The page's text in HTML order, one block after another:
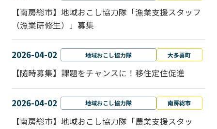
【南房総市】地域おこし協力隊「漁業支援スタッフ
（漁業研修生）」募集
2026-04-02 地域おこし協力隊 大多喜町
【随時募集】課題をチャンスに！移住定住促進
2026-04-02 地域おこし協力隊 南房総市
【南房総市】地域おこし協力隊「農業支援スタッ